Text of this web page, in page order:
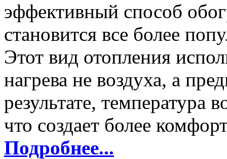
эффективный способ
становится все более
Этот вид отопления
нагрева не воздуха, а
результате, температура
что создает более
Подробнее...